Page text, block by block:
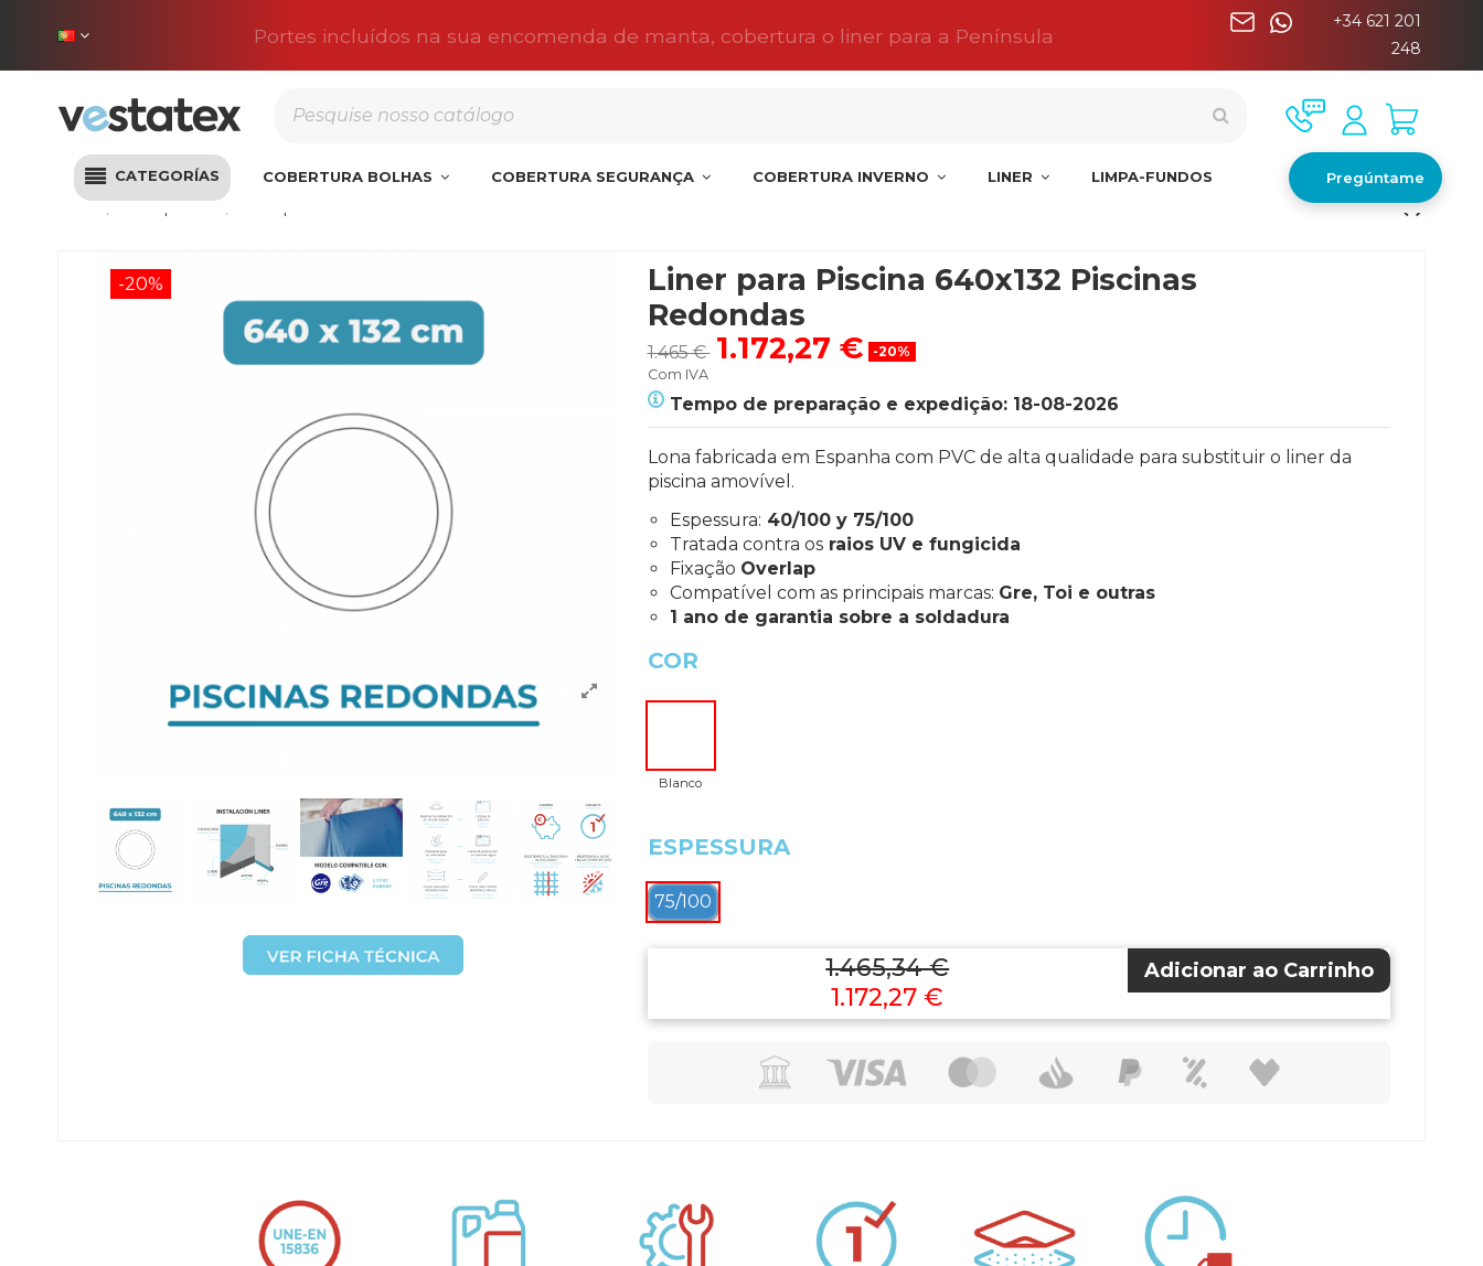
Portes incluídos na sua encomenda de manta, cobertura o liner para a Península
+34 621 201
248
CATEGORÍAS COBERTURA BOLHAS COBERTURA SEGURANÇA COBERTURA INVERNO LINER LIMPA-FUNDOS Pregúntame
Início Liner piscina
-20%
Liner para Piscina 640x132 Piscinas
Redondas
1.465 € 1.172,27 €
-20%
Com IVA
Tempo de preparação e expedição: 18-08-2026
Lona fabricada em Espanha com PVC de alta qualidade para substituir o liner da
piscina amovível.
Espessura: 40/100 y 75/100
Tratada contra osraios UV e fungicida
Fixação Overlap
Compatível com as principais marcas: Gre, Toi e outras
1 ano de garantia sobre a soldadura
COR
Blanco
ESPESSURA
75/100
1.465,34 €
1.172,27 €
Adicionar ao Carrinho